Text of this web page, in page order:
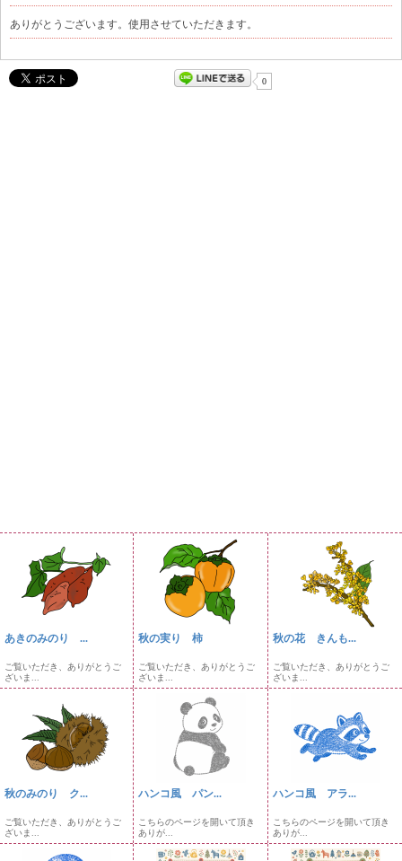
ありがとうございます。使用させていただきます。
0
あきのみのり ...
ご覧いただき、ありがとうご
ざいま...
秋の実り 柿
ご覧いただき、ありがとうご
ざいま...
秋の花 きんも...
ご覧いただき、ありがとうご
ざいま...
秋のみのり ク...
ご覧いただき、ありがとうご
ざいま...
ハンコ風 パン...
こちらのページを開いて頂き
ありが...
ハンコ風 アラ...
こちらのページを開いて頂き
ありが...